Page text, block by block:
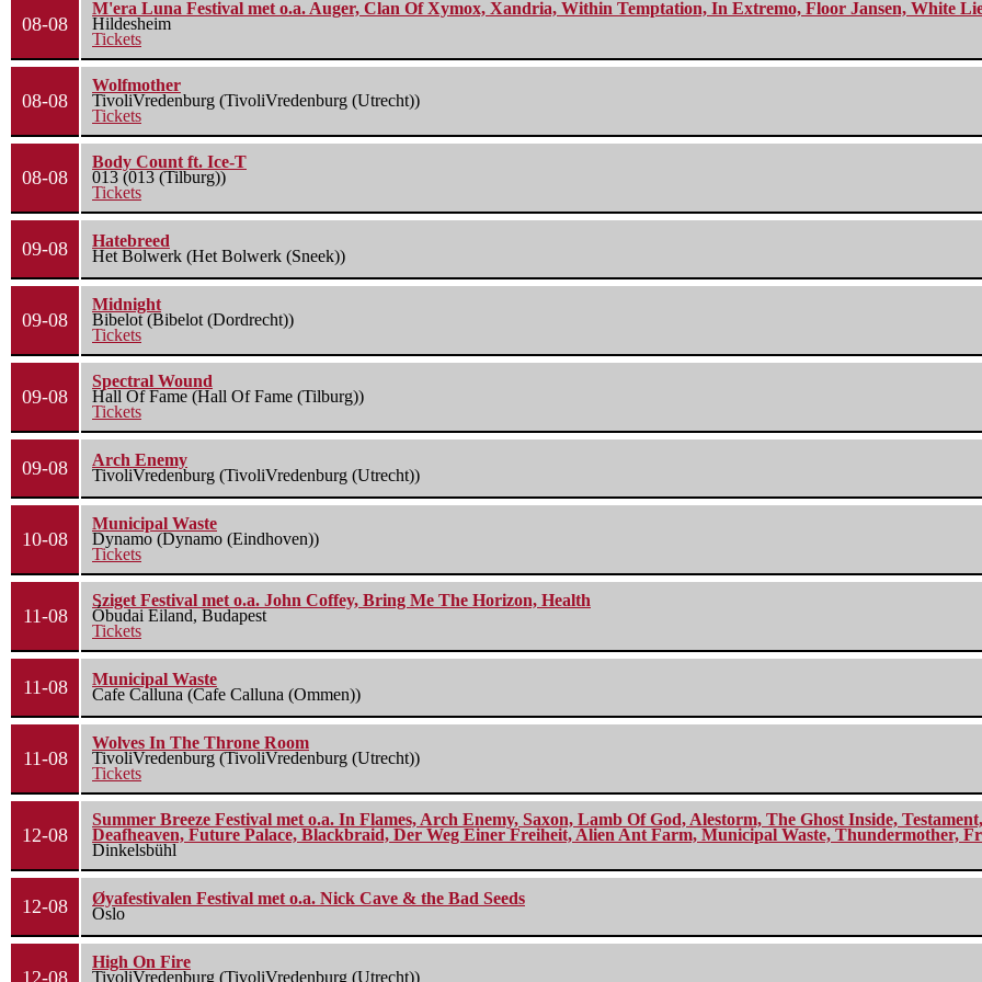
08-08
M'era Luna Festival met o.a. Auger, Clan Of Xymox, Xandria, Within Temptation, In Extremo, Floor Jansen, White
Hildesheim
Tickets
08-08
Wolfmother
TivoliVredenburg (TivoliVredenburg (Utrecht))
Tickets
08-08
Body Count ft. Ice-T
013 (013 (Tilburg))
Tickets
09-08
Hatebreed
Het Bolwerk (Het Bolwerk (Sneek))
09-08
Midnight
Bibelot (Bibelot (Dordrecht))
Tickets
09-08
Spectral Wound
Hall Of Fame (Hall Of Fame (Tilburg))
Tickets
09-08
Arch Enemy
TivoliVredenburg (TivoliVredenburg (Utrecht))
10-08
Municipal Waste
Dynamo (Dynamo (Eindhoven))
Tickets
11-08
Sziget Festival met o.a. John Coffey, Bring Me The Horizon, Health
Óbudai Eiland, Budapest
Tickets
11-08
Municipal Waste
Cafe Calluna (Cafe Calluna (Ommen))
11-08
Wolves In The Throne Room
TivoliVredenburg (TivoliVredenburg (Utrecht))
Tickets
12-08
Summer Breeze Festival met o.a. In Flames, Arch Enemy, Saxon, Lamb Of God, Alestorm, The Ghost Inside,
Deafheaven, Future Palace, Blackbraid, Der Weg Einer Freiheit, Alien Ant Farm, Municipal Waste, Thundermother,
Dinkelsbühl
12-08
Øyafestivalen Festival met o.a. Nick Cave & the Bad Seeds
Oslo
High On Fire
TivoliVredenburg (TivoliVredenburg (Utrecht))